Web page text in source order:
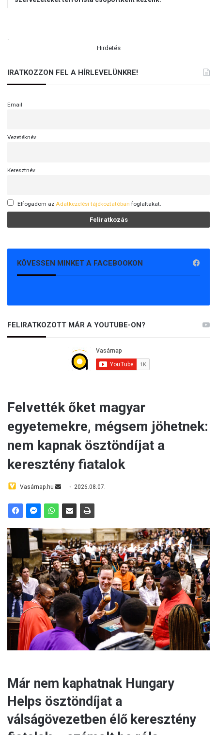
Hirdetés
IRATKOZZON FEL A HÍRLEVELÜNKRE!
Email
Vezetéknév
Keresztnév
Elfogadom az Adatkezelési tájékoztatóban foglaltakat.
KÖVESSEN MINKET A FACEBOOKON
FELIRATKOZOTT MÁR A YOUTUBE-ON?